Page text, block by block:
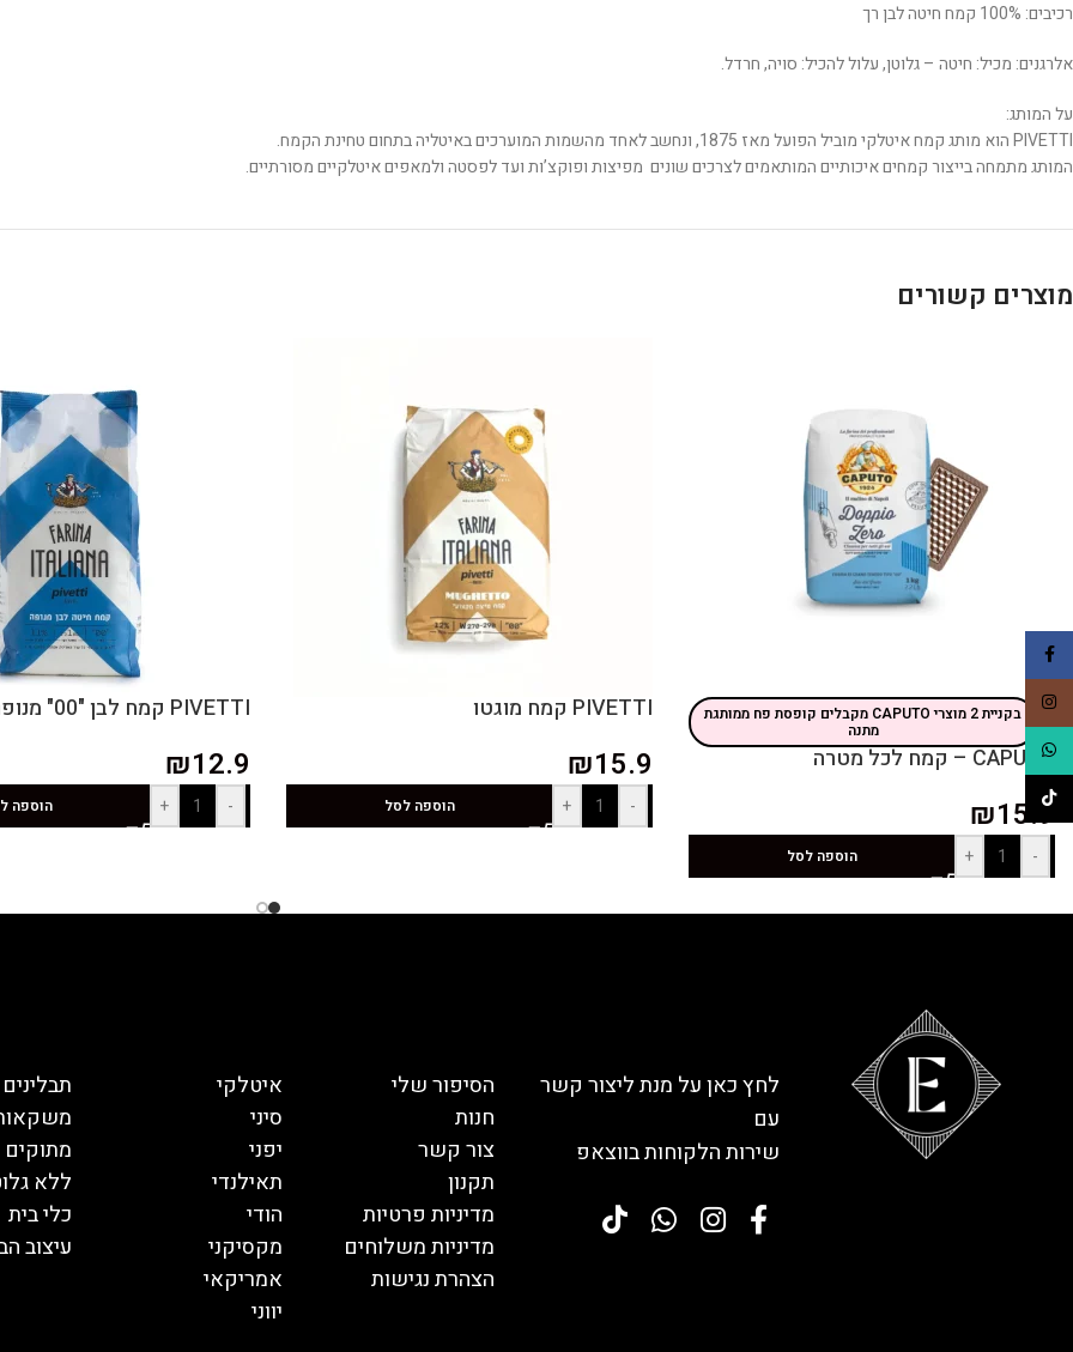
רכיבים: 100% קמח חיטה לבן רך
אלרגנים: מכיל: חיטה – גלוטן, עלול להכיל: סויה, חרדל.
על המותג:
PIVETTI הוא מותג קמח איטלקי מוביל הפועל מאז 1875, ונחשב לאחד מהשמות המוערכים באיטליה בתחום טחינת הקמח.
המותג מתמחה בייצור קמחים איכותיים המותאמים לצרכים שונים מפיצות ופוקצ’ות ועד לפסטה ולמאפים איטלקיים מסורתיים.
מוצרים קשורים
בקניית 2 מוצרי CAPUTO מקבלים קופסת פח ממותגת
מתנה
CAPUTO – קמח לכל מטרה
₪15.9
-
+ הוספה לסל
PIVETTI קמח מוגטו
₪15.9
-
+ הוספה לסל
PIVETTI קמח לבן "00" מנופה
₪12.9
-
+ הוספה
לחץ כאן על מנת ליצור קשר
עם
שירות הלקוחות בווצאפ
הסיפור שלי
חנות
צור קשר
תקנון
מדיניות פרטיות
מדיניות משלוחים
הצהרת נגישות
איטלקי
סיני
יפני
תאילנדי
הודי
מקסיקני
אמריקאי
יווני
תבלינים
מתוקים
ללא
כלי בית
עיצוב
Instagram
WhatsApp
TikTok